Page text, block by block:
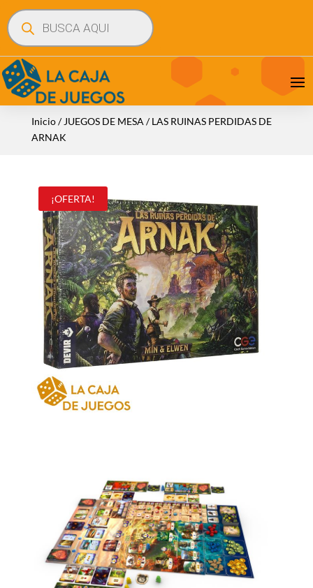
Búsqueda
de
productos
Inicio/ JUEGOS DE MESA / LAS RUINAS PERDIDAS DE
ARNAK
¡OFERTA!